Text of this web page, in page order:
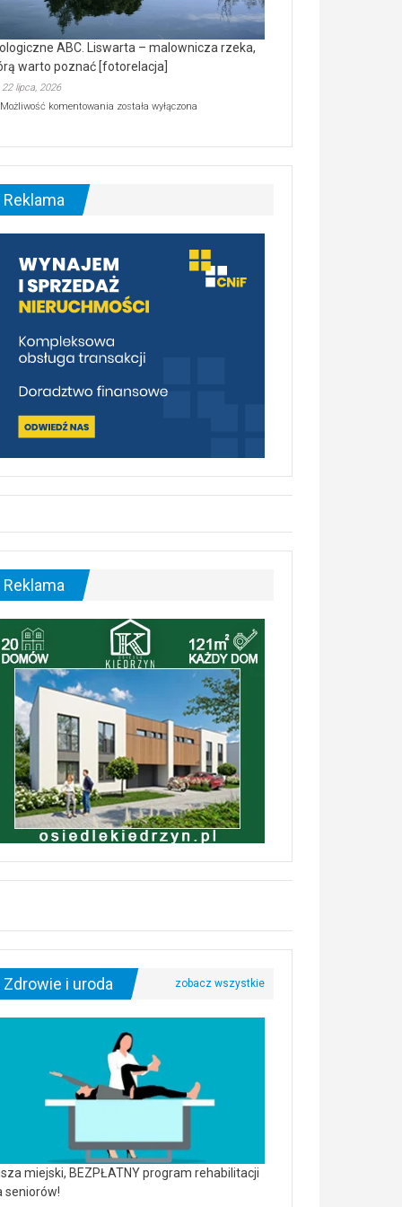
ABC. Liswarta – malownicza rzeka,
warto poznać [fotorelacja]
22 lipca, 2026
Możliwość komentowania Ekologiczne
–
malownicza
[fotorelacja]
została wyłączona
Reklama
Reklama
Zdrowie i uroda
miejski, BEZPŁATNY program rehabilitacji
seniorów!